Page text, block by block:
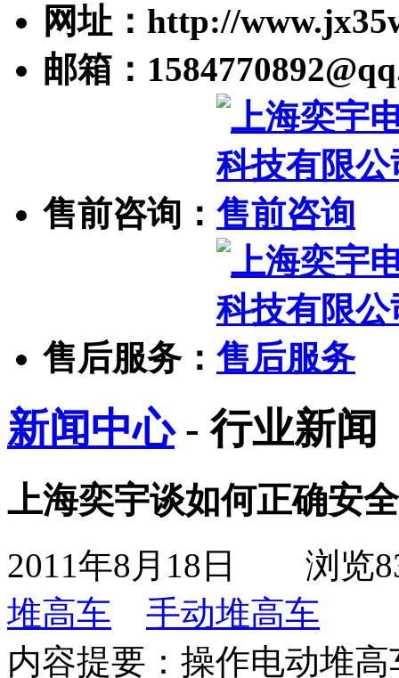
网址：http://
邮箱：
售前咨询：
售后服务：
新闻中心- 行业新闻
上海奕宇谈如何正确安
2011年8月18日 浏览
堆高车
手动堆高车
内容提要： 操作电动堆